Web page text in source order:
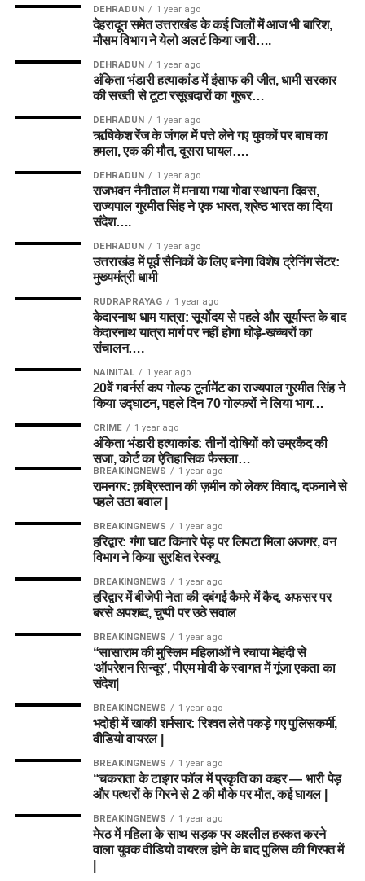
DEHRADUN 1 year ago
देहरादून समेत उत्तराखंड के कई जिलों में आज भी बारिश,
मौसम विभाग ने येलो अलर्ट किया जारी….
DEHRADUN 1 year ago
अंकिता भंडारी हत्याकांड में इंसाफ की जीत, धामी सरकार
की सख्ती से टूटा रसूखदारों का गुरूर…
DEHRADUN 1 year ago
ऋषिकेश रेंज के जंगल में पत्ते लेने गए युवकों पर बाघ का
हमला, एक की मौत, दूसरा घायल….
DEHRADUN 1 year ago
राजभवन नैनीताल में मनाया गया गोवा स्थापना दिवस,
राज्यपाल गुरमीत सिंह ने एक भारत, श्रेष्ठ भारत का दिया
संदेश….
DEHRADUN 1 year ago
उत्तराखंड में पूर्व सैनिकों के लिए बनेगा विशेष ट्रेनिंग सेंटर:
मुख्यमंत्री धामी
RUDRAPRAYAG 1 year ago
केदारनाथ धाम यात्रा: सूर्योदय से पहले और सूर्यास्त के बाद
केदारनाथ यात्रा मार्ग पर नहीं होगा घोड़े-खच्चरों का
संचालन….
NAINITAL 1 year ago
20वें गवर्नर्स कप गोल्फ टूर्नामेंट का राज्यपाल गुरमीत सिंह ने
किया उद्घाटन, पहले दिन 70 गोल्फरों ने लिया भाग…
CRIME 1 year ago
अंकिता भंडारी हत्याकांड: तीनों दोषियों को उम्रकैद की
सजा, कोर्ट का ऐतिहासिक फैसला…
BREAKINGNEWS 1 year ago
रामनगर: क़ब्रिस्तान की ज़मीन को लेकर विवाद, दफनाने से
पहले उठा बवाल |
BREAKINGNEWS 1 year ago
हरिद्वार: गंगा घाट किनारे पेड़ पर लिपटा मिला अजगर, वन
विभाग ने किया सुरक्षित रेस्क्यू
BREAKINGNEWS 1 year ago
हरिद्वार में बीजेपी नेता की दबंगई कैमरे में कैद, अफसर पर
बरसे अपशब्द, चुप्पी पर उठे सवाल
BREAKINGNEWS 1 year ago
“सासाराम की मुस्लिम महिलाओं ने रचाया मेहंदी से
‘ऑपरेशन सिन्दूर’, पीएम मोदी के स्वागत में गूंजा एकता का
संदेश|
BREAKINGNEWS 1 year ago
भदोही में खाकी शर्मसार: रिश्वत लेते पकड़े गए पुलिसकर्मी,
वीडियो वायरल |
BREAKINGNEWS 1 year ago
“चकराता के टाइगर फॉल में प्रकृति का कहर — भारी पेड़
और पत्थरों के गिरने से 2 की मौके पर मौत, कई घायल |
BREAKINGNEWS 1 year ago
मेरठ में महिला के साथ सड़क पर अश्लील हरकत करने
वाला युवक वीडियो वायरल होने के बाद पुलिस की गिरफ्त में